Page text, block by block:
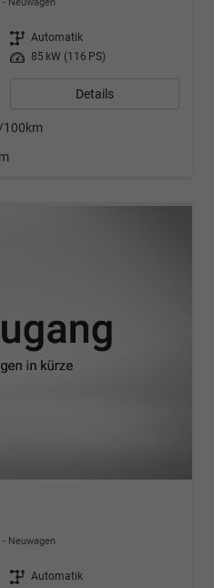
Neuwagen
Getriebe Automatik
Leistung 85 kW (116 PS)
Details
100km
Neuwagen
Getriebe Automatik